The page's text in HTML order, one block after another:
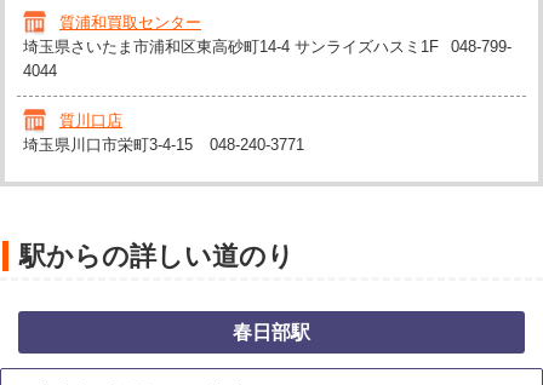
質浦和買取センター
埼玉県さいたま市浦和区東高砂町14-4 サンライズハスミ1F
048-799-
4044
質川口店
埼玉県川口市栄町3-4-15
048-240-3771
駅からの詳しい道のり
春日部駅